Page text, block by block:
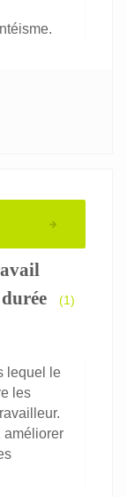
(1)
lequel le
les
améliorer